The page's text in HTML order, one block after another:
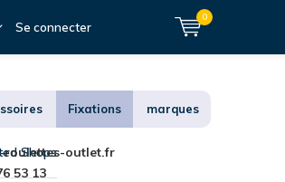
Se connecter
0
Fixations marques
Shops
roulettes-outlet.fr
53 13